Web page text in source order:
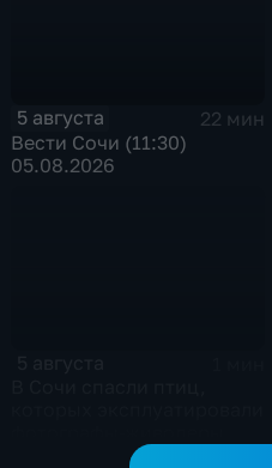
5 августа
22 мин
Вести Сочи (11:30)
05.08.2026